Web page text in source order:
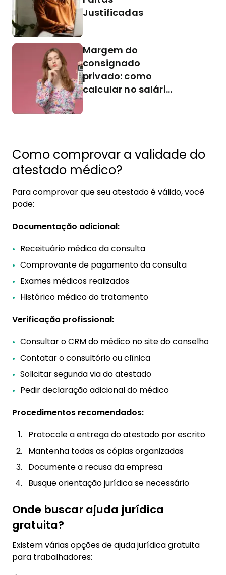
Justificadas
Margem do
consignado
privado: como
calcular no salário
Como comprovar a validade do
atestado médico?
Para comprovar que seu atestado é válido, você
pode:
Documentação adicional:
Receituário médico da consulta
Comprovante de pagamento da consulta
Exames médicos realizados
Histórico médico do tratamento
Verificação profissional:
Consultar o CRM do médico no site do conselho
Contatar o consultório ou clínica
Solicitar segunda via do atestado
Pedir declaração adicional do médico
Procedimentos recomendados:
Protocole a entrega do atestado por escrito
Mantenha todas as cópias organizadas
Documente a recusa da empresa
Busque orientação jurídica se necessário
Onde buscar ajuda jurídica
gratuita?
Existem várias opções de ajuda jurídica gratuita
para trabalhadores: